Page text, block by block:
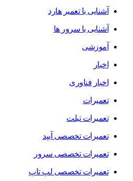
آشنایی با تعمیر هارد
آشنایی با سرور ها
آموزشی
اخبار
اخبار فناوری
تعمیرات
تعمیرات تبلت
تعمیرات تخصصی آیپد
تعمیرات تخصصی سرور
تعمیرات تخصصی لپ تاپ